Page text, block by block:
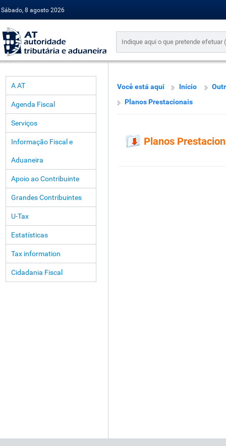
Sábado, 8 agosto 2026
A AT
Agenda Fiscal
Serviços
Informação Fiscal e
Aduaneira
Apoio ao Contribuinte
Grandes Contribuintes
U-Tax
Estatísticas
Tax information
Cidadania Fiscal
Você está aqui Início
Planos Prestacionais
Planos